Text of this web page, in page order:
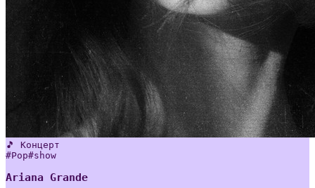
🎵 Концерт
#Pop#show
Ariana Grande